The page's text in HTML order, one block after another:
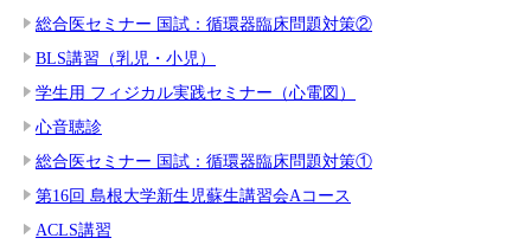
総合医セミナー 国試：循環器臨床問題対策②
BLS講習（乳児・小児）
学生用 フィジカル実践セミナー（心電図）
心音聴診
総合医セミナー 国試：循環器臨床問題対策①
第16回 島根大学新生児蘇生講習会Aコース
ACLS講習